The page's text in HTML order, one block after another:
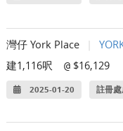
灣仔 York Place
建1,116呎
@ $16,129
2025-01-20 註冊